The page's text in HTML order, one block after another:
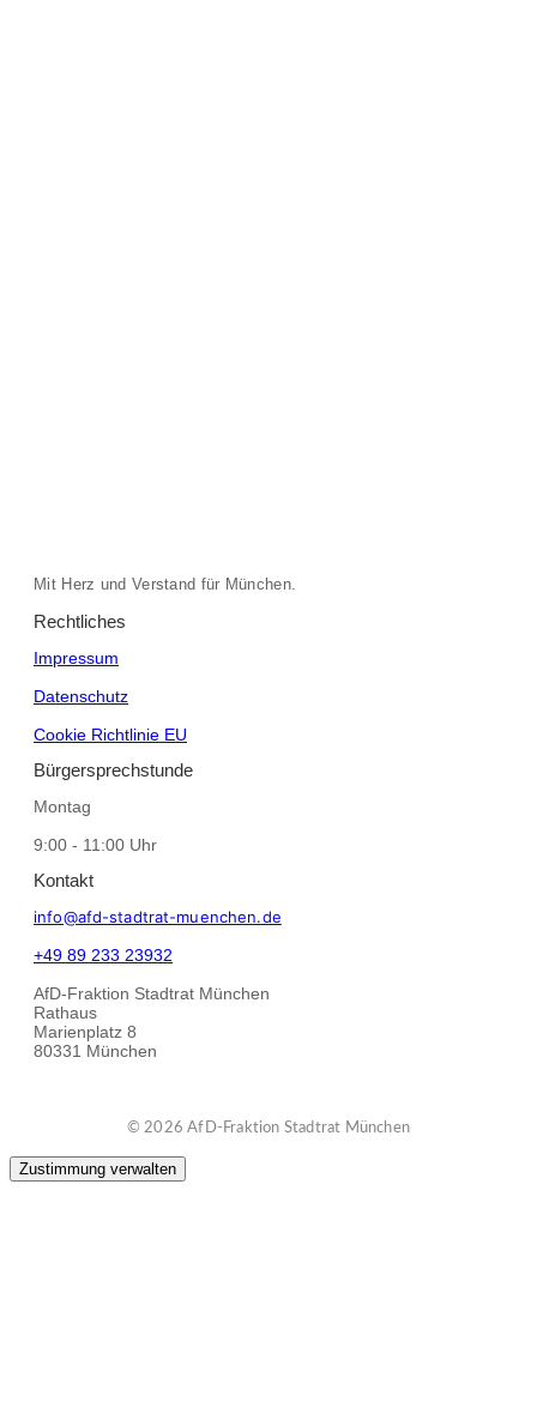
Mit Herz und Verstand für München.
Rechtliches
Impressum
Datenschutz
Cookie Richtlinie EU
Bürgersprechstunde
Montag
9:00 - 11:00 Uhr
Kontakt
info@afd-stadtrat-muenchen.de
+49 89 233 23932
AfD-Fraktion Stadtrat München
Rathaus
Marienplatz 8
80331 München
© 2026 AfD-Fraktion Stadtrat München
Zustimmung verwalten